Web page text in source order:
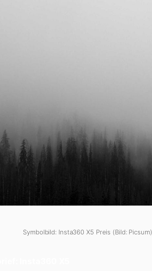
Symbolbild: Insta360 X5 Preis (Bild: Picsum)